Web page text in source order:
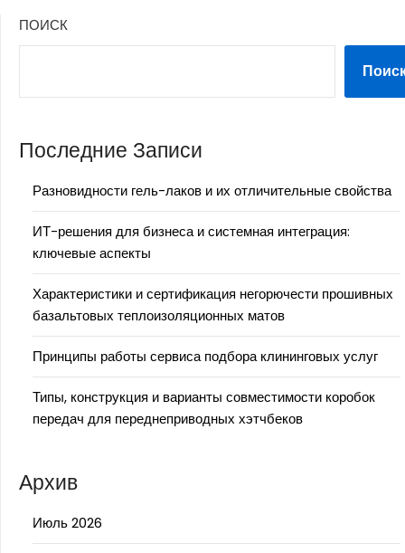
ПОИСК
Последние Записи
Разновидности гель-лаков и их отличительные свойства
ИТ-решения для бизнеса и системная интеграция:
ключевые аспекты
Характеристики и сертификация негорючести прошивных
базальтовых теплоизоляционных матов
Принципы работы сервиса подбора клининговых услуг
Типы, конструкция и варианты совместимости коробок
передач для переднеприводных хэтчбеков
Архив
Июль 2026